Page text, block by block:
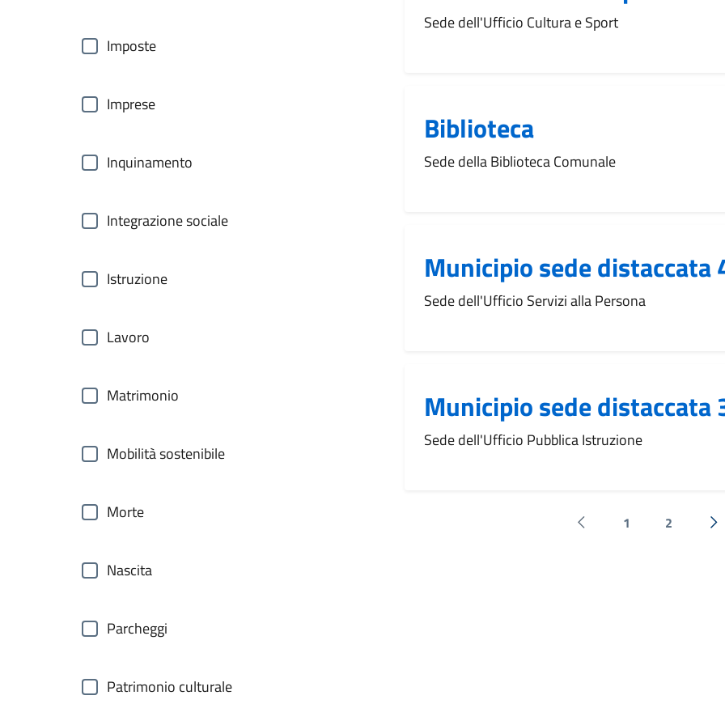
Imposte
Imprese
Inquinamento
Integrazione sociale
Istruzione
Lavoro
Matrimonio
Mobilità sostenibile
Morte
Nascita
Parcheggi
Patrimonio culturale
Sede dell'Ufficio Cultura e Sport
Biblioteca
Sede della Biblioteca Comunale
Municipio sede distaccata
Sede dell'Ufficio Servizi alla Persona
Municipio sede distaccata
Sede dell'Ufficio Pubblica Istruzione
Pagina precedente
1 2